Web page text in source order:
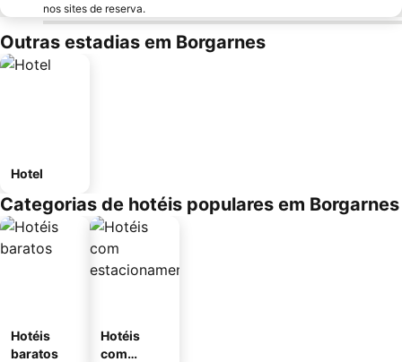
nos sites de reserva.
Outras estadias em Borgarnes
Hotel
Categorias de hotéis populares em Borgarnes
Hotéis
baratos
Hotéis
com